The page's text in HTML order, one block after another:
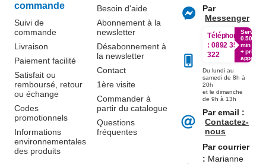
commande
Suivi de
commande
Livraison
Paiement facilité
Satisfait ou
remboursé, retour
ou échange
Codes
promotionnels
Informations
environnementales
des produits
Besoin d'aide
Abonnement à la
newsletter
Désabonnement à
la newsletter
Contact
1ère visite
Commander à
partir du catalogue
Questions
fréquentes
Par
Messenger
Téléphone
: 0892 350
322
Service
0.50€ /
min
+ prix
appel
Du lundi au
samedi de 8h à
20h
et le dimanche
de 9h à 13h
Par email :
Contactez-
nous
Par courrier
: Marianne